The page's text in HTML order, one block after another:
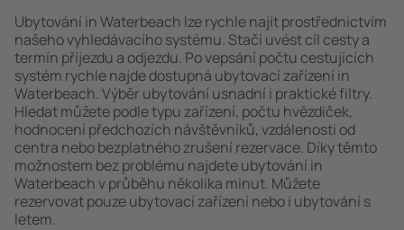
Ubytování in Waterbeach lze rychle najít prostřednictvím
našeho vyhledávacího systému. Stačí uvést cíl cesty a
termín příjezdu a odjezdu. Po vepsání počtu cestujících
systém rychle najde dostupná ubytovací zařízení in
Waterbeach. Výběr ubytování usnadní i praktické filtry.
Hledat můžete podle typu zařízení, počtu hvězdiček,
hodnocení předchozích návštěvníků, vzdálenosti od
centra nebo bezplatného zrušení rezervace. Díky těmto
možnostem bez problému najdete ubytování in
Waterbeach v průběhu několika minut. Můžete
rezervovat pouze ubytovací zařízení nebo i ubytování s
letem.